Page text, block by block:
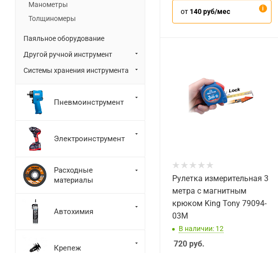
от 140 руб/мес
Рулетка измерительная 3
метра с магнитным
крюком King Tony 79094-
03M
В наличии: 12
720 руб.
Манометры
Толщиномеры
Паяльное оборудование
Другой ручной инструмент
Системы хранения инструмента
Пневмоинструмент
Электроинструмент
Расходные
материалы
Автохимия
Крепеж